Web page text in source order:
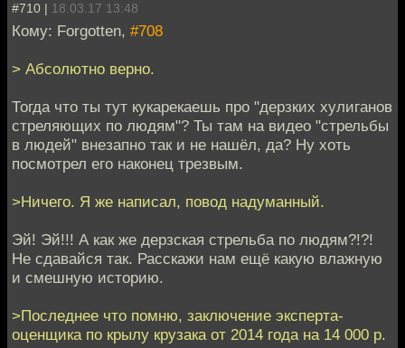
#710 | 18.03.17 13:48
Кому: Forgotten, #708
> Абсолютно верно.
Тогда что ты тут кукарекаешь про "дерзких хулиганов
стреляющих по людям"? Ты там на видео "стрельбы
в людей" внезапно так и не нашёл, да? Ну хоть
посмотрел его наконец трезвым.
>Ничего. Я же написал, повод надуманный.
Эй! Эй!!! А как же дерзская стрельба по людям?!?!
Не сдавайся так. Расскажи нам ещё какую влажную
и смешную историю.
>Последнее что помню, заключение эксперта-
оценщика по крылу крузака от 2014 года на 14 000 р.